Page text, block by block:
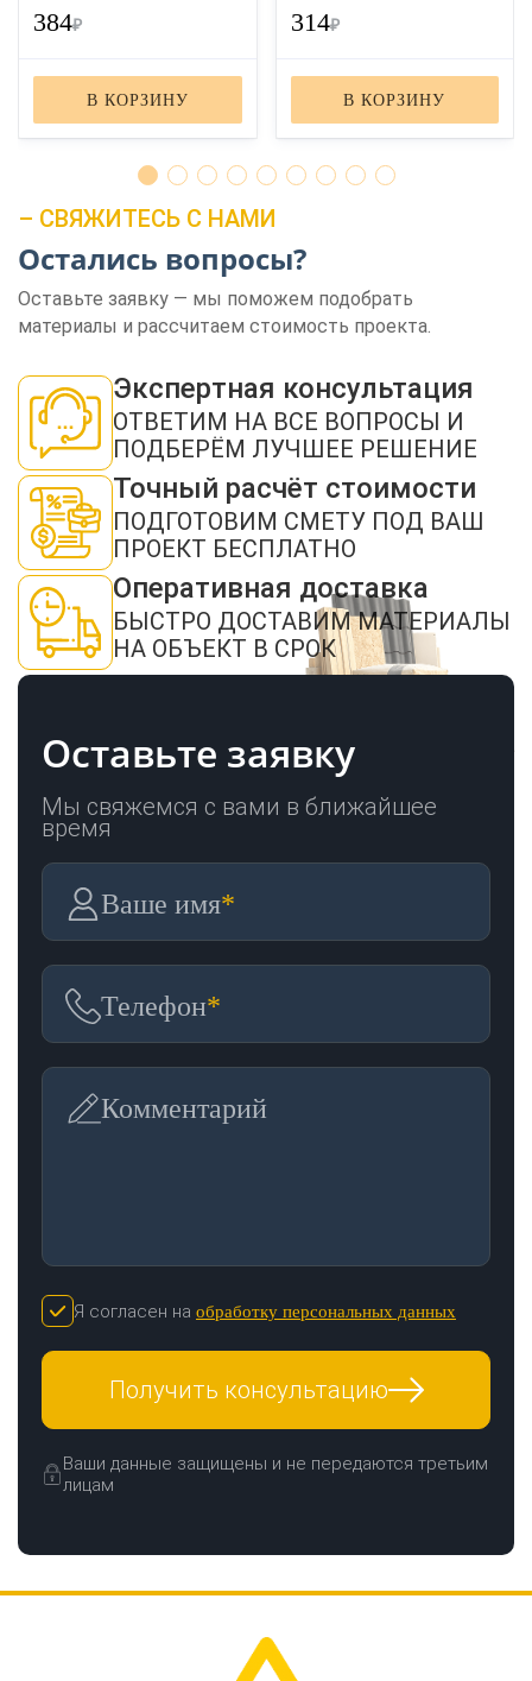
384₽
В КОРЗИНУ
314₽
В КОРЗИНУ
– СВЯЖИТЕСЬ С НАМИ
Остались вопросы?
Оставьте заявку — мы поможем подобрать
материалы и рассчитаем стоимость проекта.
Экспертная консультация
ОТВЕТИМ НА ВСЕ ВОПРОСЫ И
ПОДБЕРЁМ ЛУЧШЕЕ РЕШЕНИЕ
Точный расчёт стоимости
ПОДГОТОВИМ СМЕТУ ПОД ВАШ
ПРОЕКТ БЕСПЛАТНО
Оперативная доставка
БЫСТРО ДОСТАВИМ МАТЕРИАЛЫ
НА ОБЪЕКТ В СРОК
Оставьте заявку
Мы свяжемся с вами в ближайшее
время
Ваше имя*
Телефон*
Комментарий
Я согласен на обработку персональных данных
Получить консультацию
Ваши данные защищены и не передаются третьим
лицам
ЗАКАЗАТЬ ЗВОНОК
Нажимая кнопку "Отправить", я даю своё согласие на обработку моих
персональных данных в соответствии с ФЗ от 27.07.2006 № 152-ФЗ "О
персональных данных", на условиях и для целей, определенных в
конфиденциальности
ОТПРАВИТЬ